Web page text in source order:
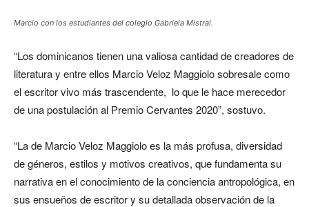
Marcio con los estudiantes del colegio Gabriela Mistral.
“Los dominicanos tienen una valiosa cantidad de creadores de
literatura y entre ellos Marcio Veloz Maggiolo sobresale como
el escritor vivo más trascendente, lo que le hace merecedor
de una postulación al Premio Cervantes 2020”, sostuvo.
“La de Marcio Veloz Maggiolo es la más profusa, diversidad
de géneros, estilos y motivos creativos, que fundamenta su
narrativa en el conocimiento de la conciencia antropológica, en
sus ensueños de escritor y su detallada observación de la